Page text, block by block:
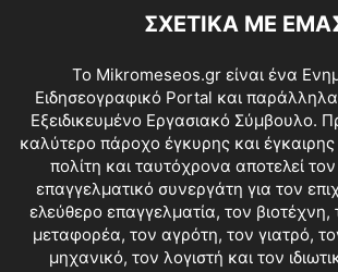
ΣΧΕΤΙΚΑ ΜΕ
Το Mikromeseos.gr είναι ένα
Ειδησεογραφικό Portal και
Εξειδικευμένο Εργασιακό Σύμβουλο.
καλύτερο πάροχο έγκυρης και
πολίτη και ταυτόχρονα αποτελεί
επαγγελματικό συνεργάτη για τον
ελεύθερο επαγγελματία, τον
μεταφορέα, τον αγρότη, τον γιατρό,
μηχανικό, τον λογιστή και τον